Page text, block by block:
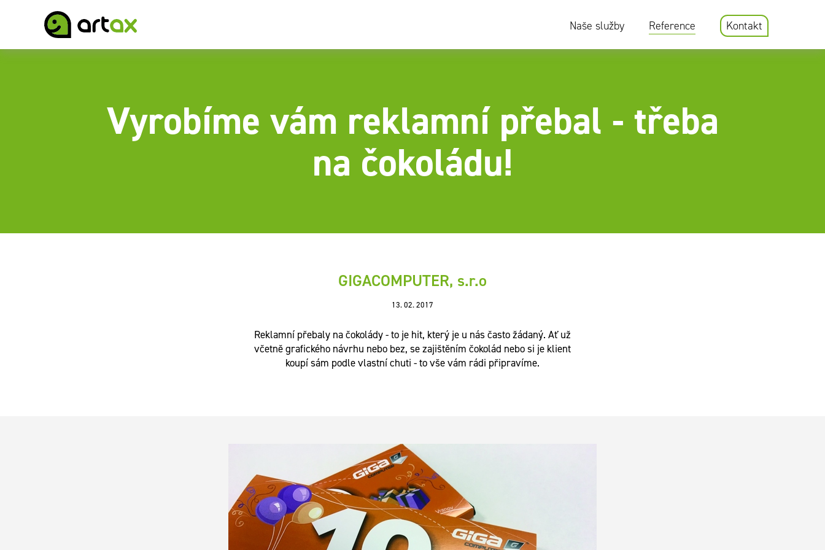
Naše služby Reference Kontakt
Vyrobíme vám reklamní přebal - třeba
na čokoládu!
GIGACOMPUTER, s.r.o
13. 02. 2017
Reklamní přebaly na čokolády - to je hit, který je u nás často žádaný. Ať už
včetně grafického návrhu nebo bez, se zajištěním čokolád nebo si je klient
koupí sám podle vlastní chuti - to vše vám rádi připravíme.